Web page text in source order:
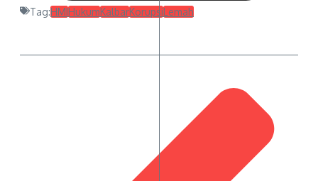
Tag:HMIHukumKalbarKorupsiLemah